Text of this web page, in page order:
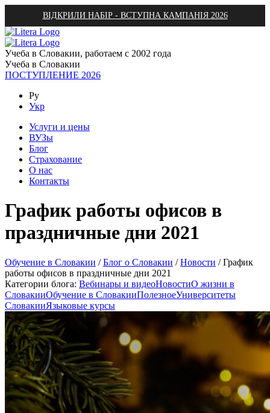
ВІДКРИЛИ НАБІР - ВСТУПНА КАМПАНІЯ 2026
Учеба в Словакии, работаем с 2002 года
Учеба в Словакии
ПОСТУПЛЕНИЕ 2026
Ру
Укр
Услуги и цены
ВУЗы
Блог
Страхование
О нас
Контакты
График работы офисов в
праздничные дни 2021
Обучение в Словакии /Блог о Словакии /Новости /График
работы офисов в праздничные дни 2021
Категории блога: Вебинары и видеоНовостиО жизни в
СловакииОбучение в СловакииПолезноеУниверситеты
СловакииЯзыковые курсы